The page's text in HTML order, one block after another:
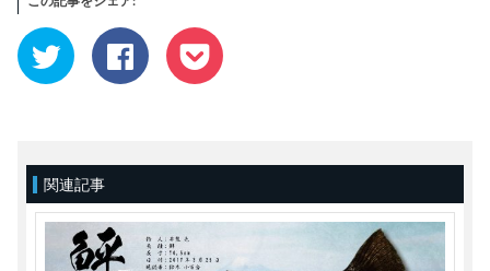
ク
リ
ッ
ク
有
(新
し
い
ウ
ィ
ン
ド
ウ
Facebook
で
共
有
リ
し
て
く
だ
さ
い
ク
リ
ッ
ク
ェ
し
い
ウ
ン
ド
関連記事